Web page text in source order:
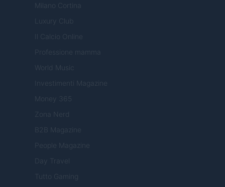
Milano Cortina
Luxury Club
Il Calcio Online
Professione mamma
World Music
Investimenti Magazine
Money 365
Zona Nerd
B2B Magazine
People Magazine
Day Travel
Tutto Gaming